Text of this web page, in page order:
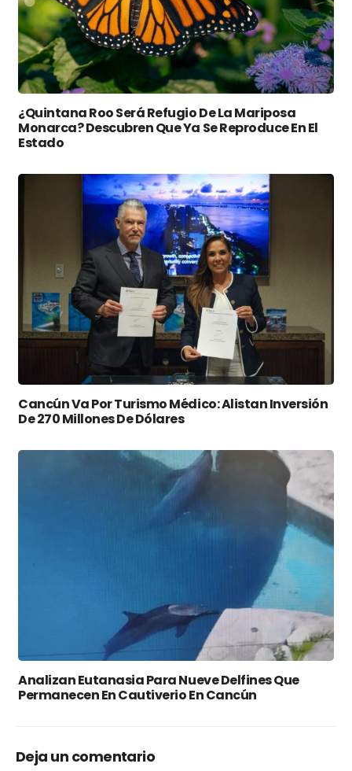
¿Quintana Roo Será Refugio De La Mariposa
Monarca? Descubren Que Ya Se Reproduce En El
Estado
Cancún Va Por Turismo Médico: Alistan Inversión
De 270 Millones De Dólares
Analizan Eutanasia Para Nueve Delfines Que
Permanecen En Cautiverio En Cancún
Deja un comentario